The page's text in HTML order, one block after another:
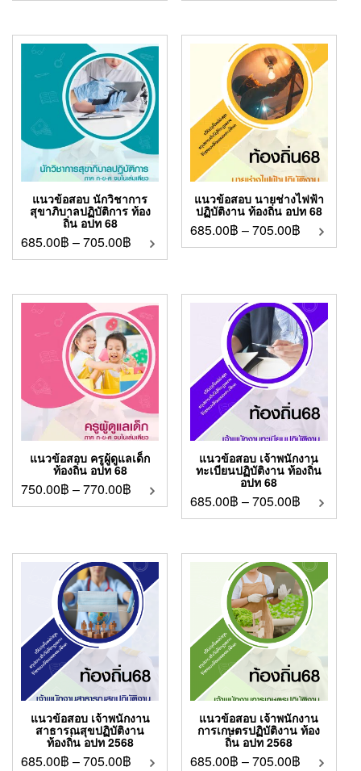
แนวข้อสอบ นักวิชาการ
สุขาภิบาลปฏิบัติการ ท้อง
ถิ่น อปท 68
685.00฿ –705.00฿
แนวข้อสอบ นายช่างไฟฟ้า
ปฏิบัติงาน ท้องถิ่น อปท 68
685.00฿ –705.00฿
แนวข้อสอบ ครูผู้ดูแลเด็ก
ท้องถิ่น อปท 68
750.00฿ –770.00฿
แนวข้อสอบ เจ้าพนักงาน
ทะเบียนปฏิบัติงาน ท้องถิ่น
อปท 68
685.00฿ –705.00฿
แนวข้อสอบ เจ้าพนักงาน
สาธารณสุขปฏิบัติงาน
ท้องถิ่น อปท 2568
685.00฿ –705.00฿
แนวข้อสอบ เจ้าพนักงาน
การเกษตรปฏิบัติงาน ท้อง
ถิ่น อปท 2568
685.00฿ –705.00฿